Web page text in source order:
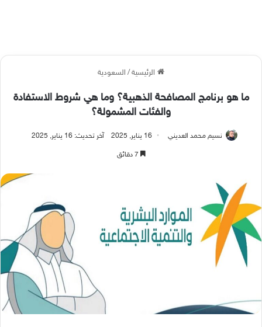
الرئيسية/ السعودية
ما هو برنامج المصافحة الذهبية؟ وما هي شروط الاستفادة
والفئات المشمولة؟
نسيم محمد العديني 16 يناير, 2025 آخر تحديث: 16 يناير, 2025